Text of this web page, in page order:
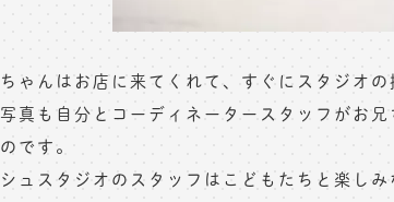
ゃんはお店に来てくれて、すぐにスタジオ
真も自分とコーディネータースタッフがお
です。
ュスタジオのスタッフはこどもたちと楽し